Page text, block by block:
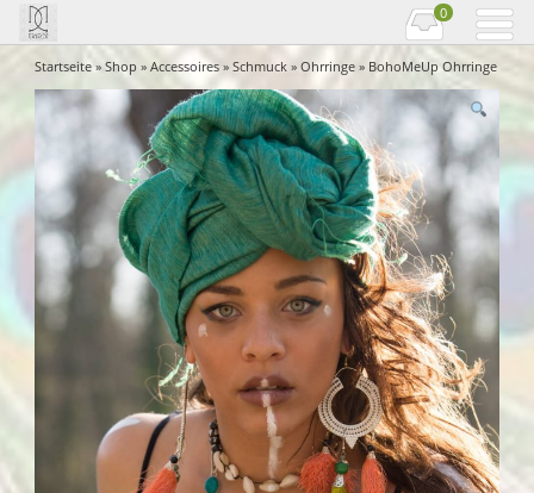
0
Startseite»Shop »Accessoires »Schmuck »Ohrringe » BohoMeUp Ohrringe